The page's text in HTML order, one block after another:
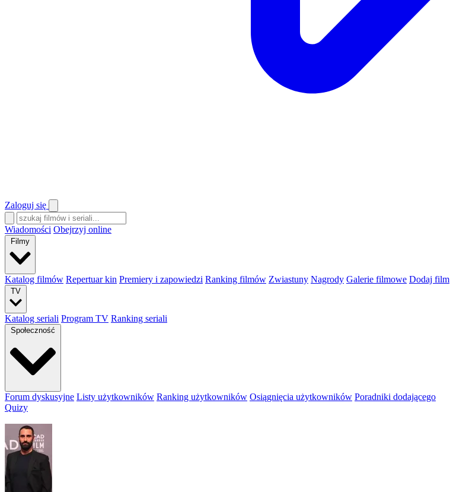
Zaloguj się
Wiadomości Obejrzyj online
Filmy
Katalog filmów Repertuar kin Premiery i zapowiedzi Ranking filmów Zwiastuny Nagrody Galerie filmowe Dodaj film
TV
Katalog seriali Program TV Ranking seriali
Społeczność
Forum dyskusyjne Listy użytkowników Ranking użytkowników Osiągnięcia użytkowników Poradniki dodającego
Quizy